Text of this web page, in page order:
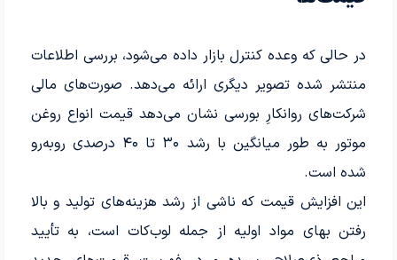
در حالی که وعده کنترل بازار داده می‌شود، بررسی اطلاعات
منتشر شده تصویر دیگری ارائه می‌دهد. صورت‌های مالی
شرکت‌های روانکارِ بورسی نشان می‌دهد قیمت انواع روغن
موتور به‌ طور میانگین با رشد ۳۰ تا ۴۰ درصدی روبه‌رو
شده است.
این افزایش قیمت که ناشی از رشد هزینه‌های تولید و بالا
رفتن بهای مواد اولیه از جمله لوب‌کات است، به تأیید